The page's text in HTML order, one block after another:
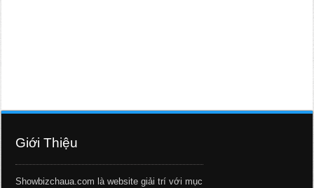
Giới Thiệu
Showbizchaua.com là website giải trí với mục